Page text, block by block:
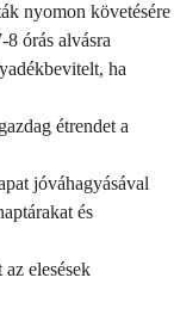
nyomon követésére
órás alvásra
ha
étrendet a
jóváhagyásával
és
elesések